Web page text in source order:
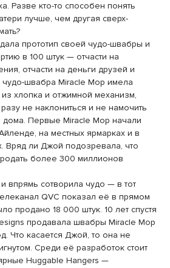
Разве кто-то способен понять
лучше, чем другая сверх-
прототип своей чудо-швабры и
в 100 штук — отчасти на
отчасти на деньги друзей и
чудо-швабра Miracle Mop имела
хлопка и отжимной механизм,
не наклониться и не намочить
дома. Первые Miracle Mop начали
на местных ярмарках и в
Вряд ли Джой подозревала, что
более 300 миллионов
впрямь сотворила чудо — в тот
QVC показал её в прямом
продано 18 000 штук. 10 лет спустя
продавала швабры Miracle Mop
Что касается Джой, то она не
Среди её разработок стоит
Huggable Hangers —